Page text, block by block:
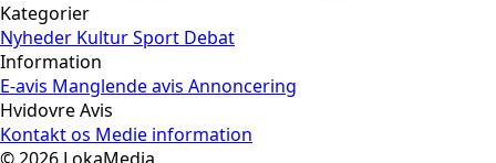
Kategorier
Nyheder KulturSport Debat
Information
E-avis Manglende avis Annoncering
Hvidovre Avis
Kontakt os Medie information